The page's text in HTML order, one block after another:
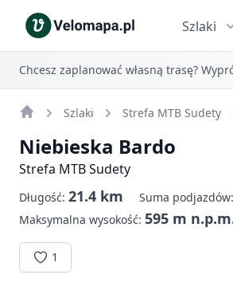
Szlaki
Chcesz zaplanować własną trasę?
Szlaki Strefa MTB Sudety
Niebieska Bardo
Strefa MTB Sudety
Długość: 21.4 km Suma podjazdów:
Maksymalna wysokość: 595 m
1